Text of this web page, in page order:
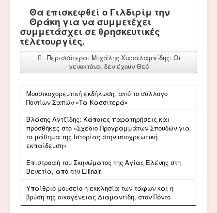
Θα επισκεφθεί ο Γιλδιρίμ την
Θράκη για να συμμετέχει
συμμετάσχει σε θρησκευτικές
τελετουργίες.
Περισσότερα: Μιχάλης Χαραλαμπίδης: Οι
γενοκτόνοι δεν έχουν Θεό
Μουσικοχορευτική εκδήλωση, από το σύλλογο
Ποντίων Σαπών «Τα Κασσιτερά»
Βλάσης Αγτζίδης: Κάποιες παρατηρήσεις και
προσθήκες στο «Σχέδιο Προγραμμάτων Σπουδών για
το μάθημα της Ιστορίας στην υποχρεωτική
εκπαίδευση»
Επιστροφή του Σκηνώματος της Αγίας Ελένης στη
Βενετία, από την Ellinair
Υπαίθριο μουσείο η εκκλησία των τάφων και η
βρύση της οικογένειας Διαμαντίδη, στον Πόντο